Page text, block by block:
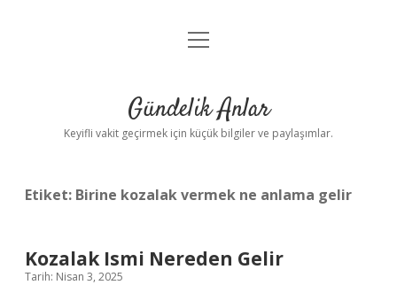
Anasayfa
Yasal Uyarı
menüyü
Gündelik Anlar
Keyifli vakit geçirmek için küçük bilgiler ve paylaşımlar.
Etiket: Birine kozalak vermek ne anlama gelir
Kozalak Ismi Nereden Gelir
Tarih: Nisan 3, 2025